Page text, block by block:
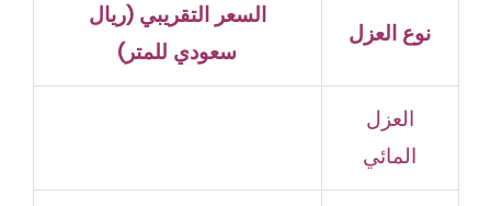
نوع العزل
السعر التقريبي (ريال
سعودي للمتر)
العزل
المائي